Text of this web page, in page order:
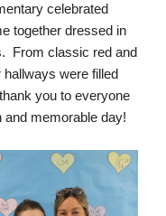
celebrated
together dressed in
From classic red and
were filled
you to everyone
and memorable day!